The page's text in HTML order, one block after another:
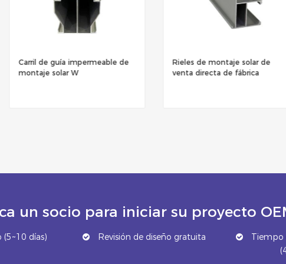
Rieles de montaje solar de
venta directa de fábrica
Perfiles de montaje solar Carril
fotovoltaico de aleación de
un socio para iniciar su proyecto
días) Revisión de diseño gratuita
Tiempo